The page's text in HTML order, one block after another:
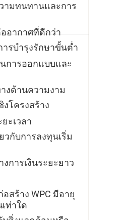
ามทนทานและการ
อากาศที่ดีกว่า
รบำรุงรักษาขั้นต่ำ
การออกแบบและ
งด้านความงาม
โครงสร้าง
ะเวลา
กับการลงทุนเริ่ม
การเงินระยะยาว
สร้าง WPC มีอายุ
ท่าใด